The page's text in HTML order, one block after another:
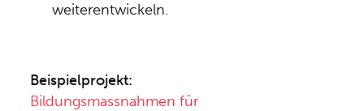
weiterentwickeln.
Beispielprojekt:
Bildungsmassnahmen für